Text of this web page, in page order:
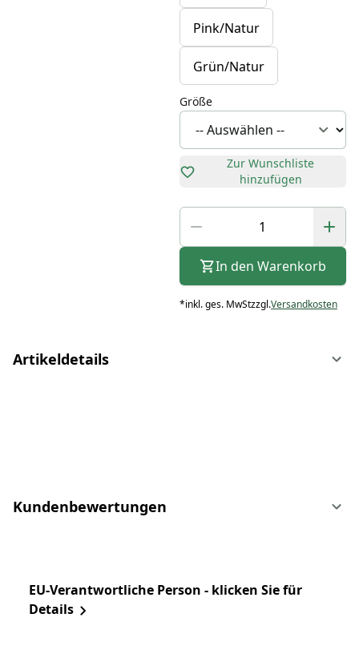
Pink/Natur
Grün/Natur
Größe
Zur Wunschliste
hinzufügen
In den Warenkorb
*inkl. ges. MwStzzgl.Versandkosten
Artikeldetails
Kundenbewertungen
EU-Verantwortliche Person - klicken Sie für
Details